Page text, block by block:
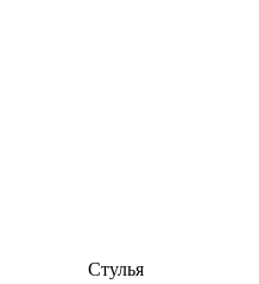
Стулья